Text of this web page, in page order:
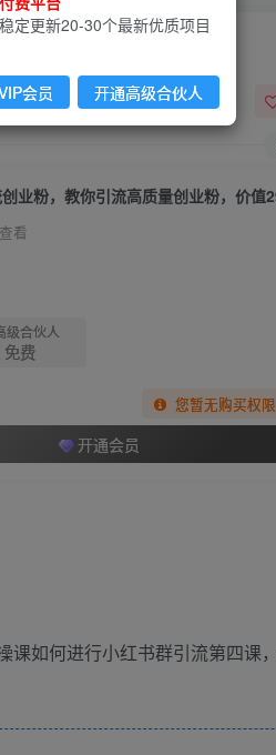
，价值2980
创业粉，教你引流高质量创业粉，价值
看
级合伙人
免费
您暂无购买权
开通会员
如何进行小红书群引流第四课
定更新20-30个最新优质项目
会员 开通高级合伙人